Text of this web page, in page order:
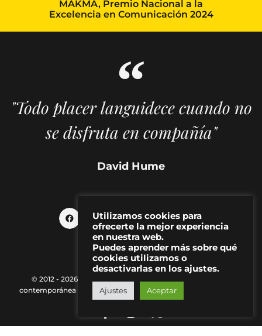
MAKMA, Premio Nacional a la
Excelencia en Comunicación 2024
"Todo placer languidece cuando no
se disfruta en compañía"
David Hume
© 2012 - 2026 MAKMA | Revista de artes visuales y cultura
contemporánea |
Política de Privacidad|Aviso Legal
Utilizamos cookies para
ofrecerte la mejor experiencia
en nuestra web.
Puedes aprender más sobre qué
cookies utilizamos o
desactivarlas en los ajustes.
Ajustes Aceptar